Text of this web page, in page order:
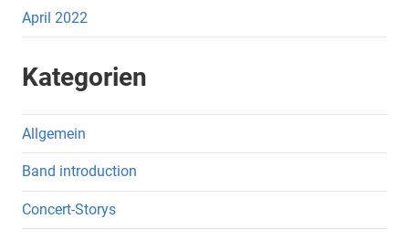
April 2022
Kategorien
Allgemein
Band introduction
Concert-Storys